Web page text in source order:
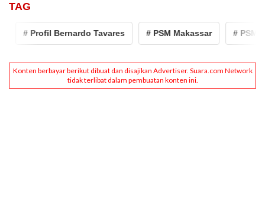
TAG
# Profil Bernardo Tavares # PSM Makassar # PSM